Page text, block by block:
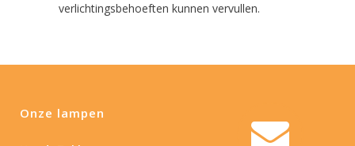
verlichtingsbehoeften kunnen vervullen.
Onze lampen